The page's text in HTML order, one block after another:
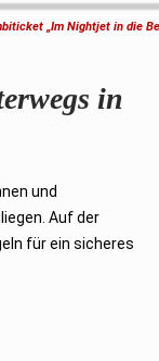
„Im Nightjet in die
in
und
Auf der
für ein sicheres